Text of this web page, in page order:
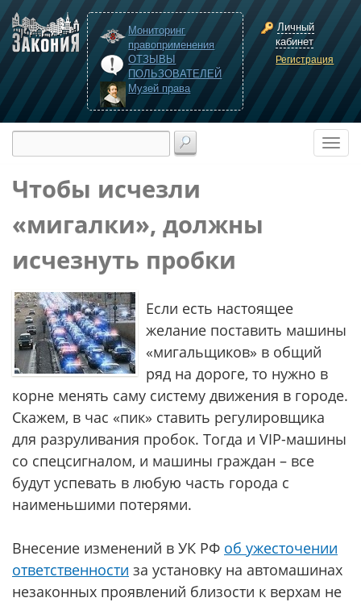
Мониторинг
правоприменения
ОТЗЫВЫ
ПОЛЬЗОВАТЕЛЕЙ
Музей права
Личный
кабинет
Регистрация
Чтобы исчезли
«мигалки», должны
исчезнуть пробки
Если есть настоящее
желание поставить машины
«мигальщиков» в общий
ряд на дороге, то нужно в
корне менять саму систему движения в городе.
Скажем, в час «пик» ставить регулировщика
для разруливания пробок. Тогда и VIP-машины
со спецсигналом, и машины граждан – все
будут успевать в любую часть города с
наименьшими потерями.
Внесение изменений в УК РФ об ужесточении
ответственности за установку на автомашинах
незаконных проявлений близости к верхам не